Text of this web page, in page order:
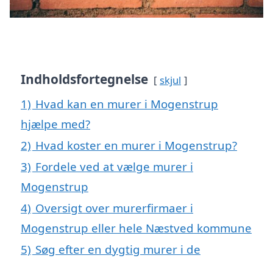
Indholdsfortegnelse skjul
1) Hvad kan en murer i Mogenstrup
hjælpe med?
2) Hvad koster en murer i Mogenstrup?
3) Fordele ved at vælge murer i
Mogenstrup
4) Oversigt over murerfirmaer i
Mogenstrup eller hele Næstved kommune
5) Søg efter en dygtig murer i de